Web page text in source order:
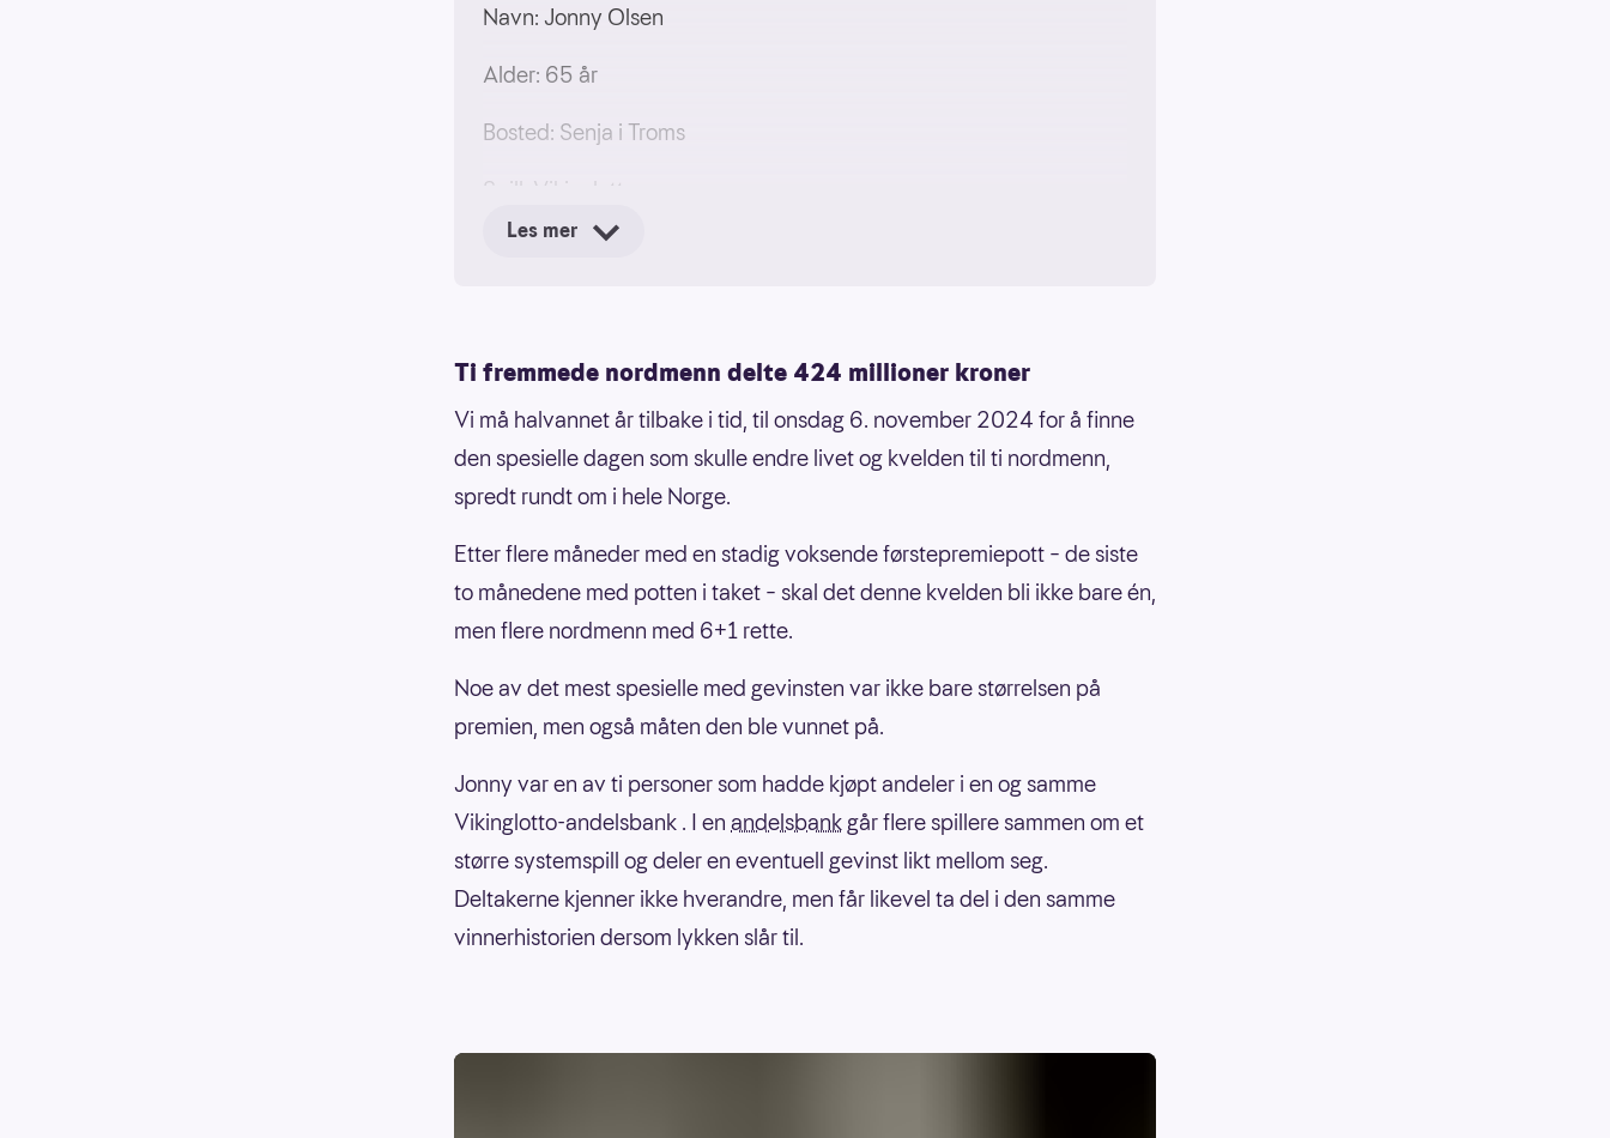
Navn: Jonny Olsen
Alder: 65 år
Bosted: Senja i Troms
Spill: Vikinglotto
Premie: 42 millioner kroner
Les mer
Ti fremmede nordmenn delte 424 millioner kroner
Vi må halvannet år tilbake i tid, til onsdag 6. november 2024 for å finne
den spesielle dagen som skulle endre livet og kvelden til ti nordmenn,
spredt rundt om i hele Norge.
Etter flere måneder med en stadig voksende førstepremiepott – de siste
to månedene med potten i taket – skal det denne kvelden bli ikke bare én,
men flere nordmenn med 6+1 rette.
Noe av det mest spesielle med gevinsten var ikke bare størrelsen på
premien, men også måten den ble vunnet på.
Jonny var en av ti personer som hadde kjøpt andeler i en og samme
Vikinglotto-andelsbank . I en andelsbankgår flere spillere sammen om et
større systemspill og deler en eventuell gevinst likt mellom seg.
Deltakerne kjenner ikke hverandre, men får likevel ta del i den samme
vinnerhistorien dersom lykken slår til.